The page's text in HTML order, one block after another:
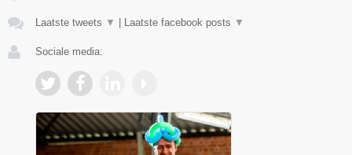
Laatste tweets ▼ Laatste facebook posts ▼
Sociale media: